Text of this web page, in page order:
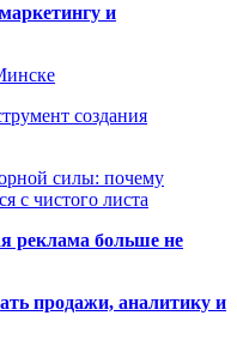
и
создания
силы: почему
с чистого листа
реклама больше не
продажи, аналитику и